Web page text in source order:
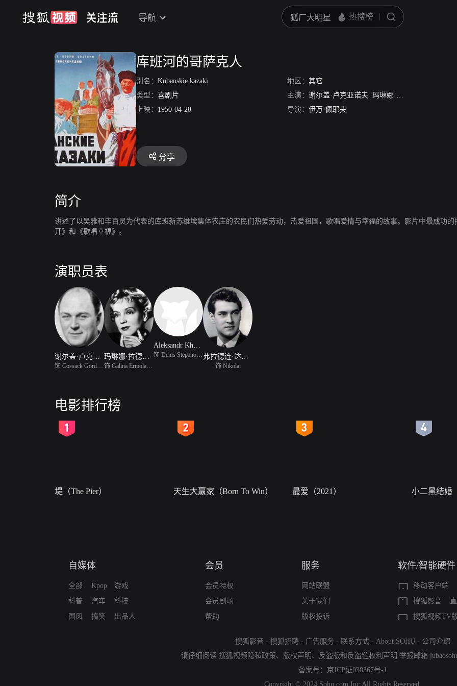
导航
库班河的哥萨克人
别名： Kubanskie kazaki 地区： 其它
类型： 喜剧片 主演： 谢尔盖·卢克亚诺夫 玛琳娜·拉德尼娜
上映： 1950-04-28 导演： 伊万·佩耶夫
分享
简介
讲述了以吴雅和毕百灵为代表的库班新苏维埃集体农庄的农民们热爱劳动，热爱祖国，歌唱爱情与幸福的故事。影片中最成功
开》和《歌唱幸福》。
演职员表
Aleksandr Khvylya
饰 Denis Stepanovich No
饰 Nikolai
电影排行榜
堤（The Pier） 天生大赢家（Born To Win） 最爱（2021） 小二黑结婚
自媒体
全部
科普
国风
Kpop
汽车
搞笑
游戏
科技
出品人
会员
会员特权
会员剧场
帮助
服务
网站联盟
关于我们
版权投诉
软件/智能硬件
移动客户端
搜狐影音
搜狐视频TV
搜狐影音 - 搜狐招聘 - 广告服务 - 联系方式 - About SOHU - 公司介绍
请仔细阅读 搜狐视频隐私政策、 版权声明 、 反盗版和反盗链权利声明 举报邮箱
备案号： 京ICP证030367号-1
Copyright © 2024 Sohu.com Inc.All Rights Reserved.